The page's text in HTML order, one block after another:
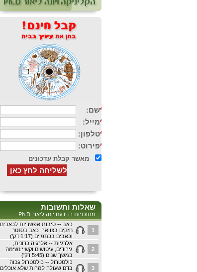
שאלות ותשובות
מתוכניות רדיו עם יונה ליאור Ph.D
כאב -- סיבות אפשריות לכאבים
חזקים בצוואר, כאב בסנטר
וכאבים בכתפיים (1:17 דק')
1
אלרגיות -- אלרגיה כרונית,
גירודים, עיטושים וקשיי נשימה
במשך שנים (5:45 דק')
2
כולסטרול -- כולסטרול גבוה
בדם שעולה למרות שלא אוכלים
3